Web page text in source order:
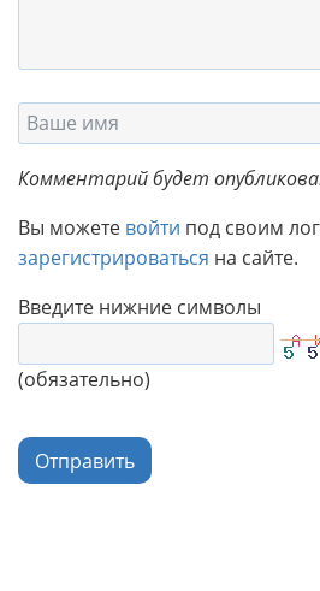
Комментарий будет
Вы можете войти под своим
зарегистрироваться на сайте.
Введите нижние символы
(обязательно)
Отправить